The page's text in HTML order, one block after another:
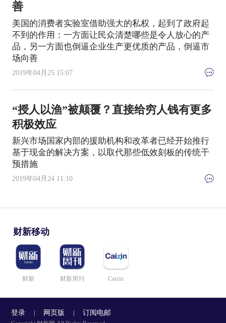
善
美国的消费者实验室借助强大的私权，起到了政府起
不到的作用：一方面让民众清楚哪些是令人放心的产
品，另一方面也倒逼企业生产更优质的产品，倒逼市
场向善
2019年04月25 15:07
“授人以渔”被颠覆？直接给穷人钱有更多
积极效应
新兴市场国家内部的援助机构和改革者已经开始推行
基于现金的解决方案，以取代那些低效刻板的传统干
预措施
2019年04月24 11:10
财新移动
财新 财新周刊 Caixin
登录 网页版 订阅电邮